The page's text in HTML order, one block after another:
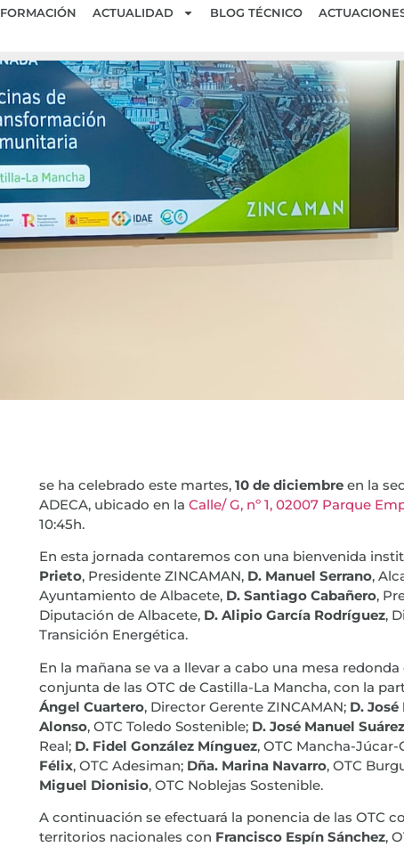
FORMACIÓN ACTUALIDAD BLOG TÉCNICO
se ha celebrado este martes, 10 de diciembre en la
ADECA, ubicado en la Calle/ G, nº 1, 02007 Parque
10:45h.
En esta jornada contaremos con una bienvenida
Prieto, Presidente ZINCAMAN, D. Manuel Serrano,
Ayuntamiento de Albacete, D. Santiago Cabañero,
Diputación de Albacete, D. Alipio García Rodríguez,
Transición Energética.
En la mañana se va a llevar a cabo una mesa
conjunta de las OTC de Castilla-La Mancha, con la
Ángel Cuartero, Director Gerente ZINCAMAN; D.
Alonso, OTC Toledo Sostenible; D. José Manuel
Real; D. Fidel González Mínguez, OTC Mancha-Júcar-
Félix, OTC Adesiman; Dña. Marina Navarro, OTC
Miguel Dionisio, OTC Noblejas Sostenible.
A continuación se efectuará la ponencia de las OTC
territorios nacionales con Francisco Espín Sánchez,